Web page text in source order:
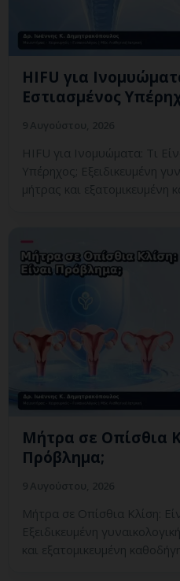
HIFU για
Εστιασμένος
HIFU για Ινομυώματα: Τι
Υπέρηχος; Εξειδικευμένη
μήτρας και
Μήτρα σε Οπίσθια
Πρόβλημα;
Μήτρα σε Οπίσθια Κλίση:
Εξειδικευμένη
και εξατομικευμένη